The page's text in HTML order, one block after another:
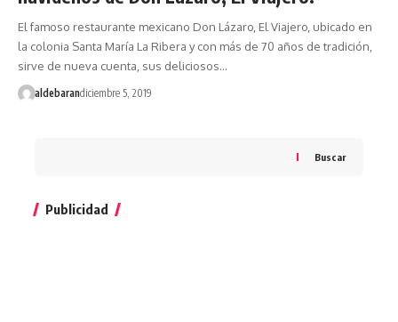
El famoso restaurante mexicano Don Lázaro, El Viajero, ubicado en
la colonia Santa María La Ribera y con más de 70 años de tradición,
sirve de nueva cuenta, sus deliciosos…
aldebarandiciembre 5, 2019
Buscar
Publicidad